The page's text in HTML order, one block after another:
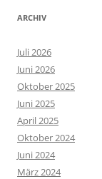
ARCHIV
Juli 2026
Juni 2026
Oktober 2025
Juni 2025
April 2025
Oktober 2024
Juni 2024
März 2024